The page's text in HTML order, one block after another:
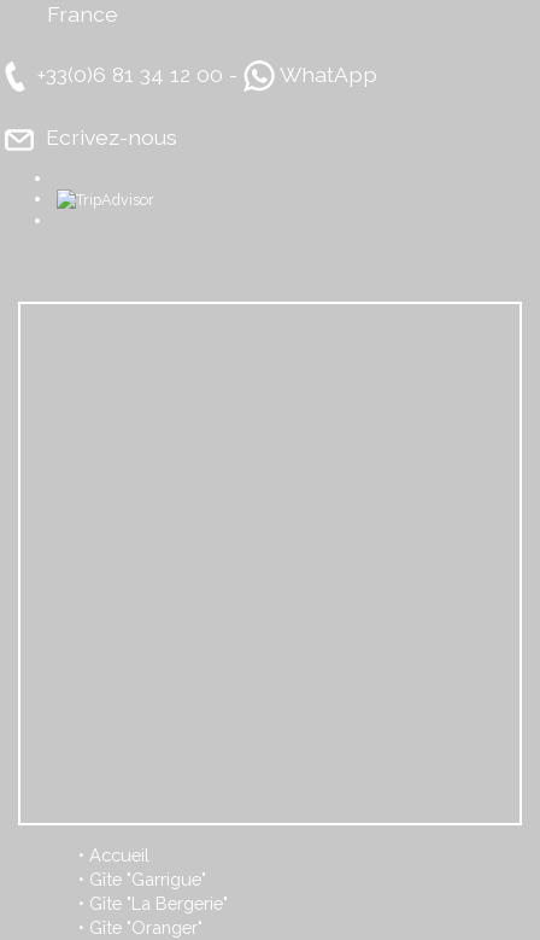
France
+33(0)6 81 34 12 00 - WhatApp
Ecrivez-nous
• Accueil
• Gîte "Garrigue"
• Gîte "La Bergerie"
• Gîte "Oranger"